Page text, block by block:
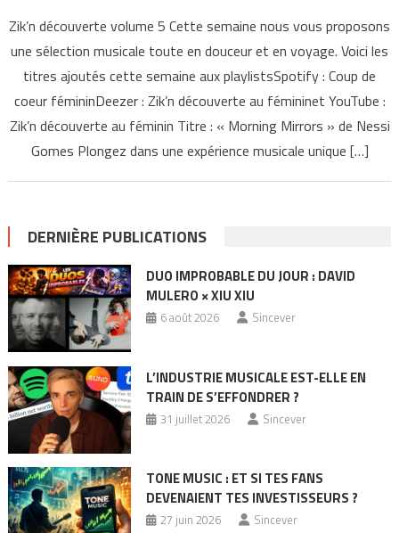
Zik’n découverte volume 5 Cette semaine nous vous proposons
une sélection musicale toute en douceur et en voyage. Voici les
titres ajoutés cette semaine aux playlistsSpotify : Coup de
coeur fémininDeezer : Zik’n découverte au fémininet YouTube :
Zik’n découverte au féminin Titre : « Morning Mirrors » de Nessi
Gomes Plongez dans une expérience musicale unique […]
DERNIÈRE PUBLICATIONS
DUO IMPROBABLE DU JOUR : DAVID
MULERO × XIU XIU
6 août 2026 Sincever
L’INDUSTRIE MUSICALE EST-ELLE EN
TRAIN DE S’EFFONDRER ?
31 juillet 2026 Sincever
TONE MUSIC : ET SI TES FANS
DEVENAIENT TES INVESTISSEURS ?
27 juin 2026 Sincever